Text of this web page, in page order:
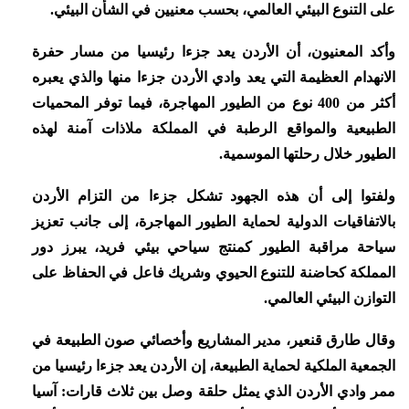
على التنوع البيئي العالمي، بحسب معنيين في الشأن البيئي.
وأكد المعنيون، أن الأردن يعد جزءا رئيسيا من مسار حفرة
الانهدام العظيمة التي يعد وادي الأردن جزءا منها والذي يعبره
أكثر من 400 نوع من الطيور المهاجرة، فيما توفر المحميات
الطبيعية والمواقع الرطبة في المملكة ملاذات آمنة لهذه
الطيور خلال رحلتها الموسمية.
ولفتوا إلى أن هذه الجهود تشكل جزءا من التزام الأردن
بالاتفاقيات الدولية لحماية الطيور المهاجرة، إلى جانب تعزيز
سياحة مراقبة الطيور كمنتج سياحي بيئي فريد، يبرز دور
المملكة كحاضنة للتنوع الحيوي وشريك فاعل في الحفاظ على
التوازن البيئي العالمي.
وقال طارق قنعير، مدير المشاريع وأخصائي صون الطبيعة في
الجمعية الملكية لحماية الطبيعة، إن الأردن يعد جزءا رئيسيا من
ممر وادي الأردن الذي يمثل حلقة وصل بين ثلاث قارات: آسيا